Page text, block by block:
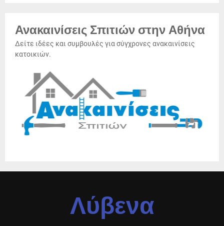
Ανακαινίσεις Σπιτιών στην Αθήνα
Δείτε ιδέες και συμβουλές για σύγχρονες ανακαινίσεις
κατοικιών.
Λύβενα